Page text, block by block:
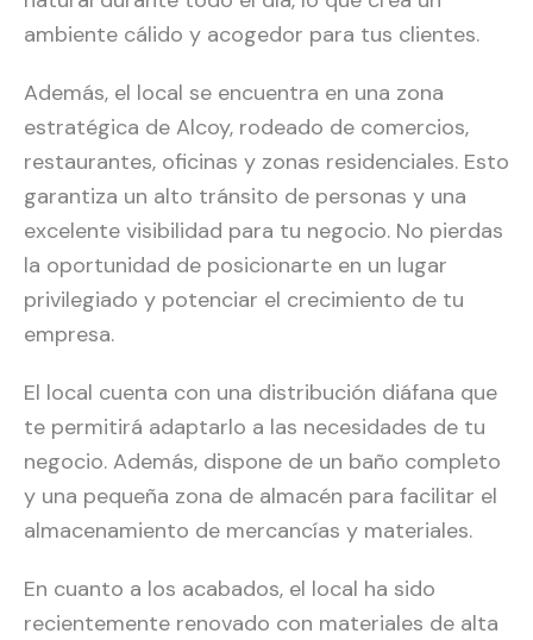
ambiente cálido y acogedor para tus clientes.
Además, el local se encuentra en una zona
estratégica de Alcoy, rodeado de comercios,
restaurantes, oficinas y zonas residenciales. Esto
garantiza un alto tránsito de personas y una
excelente visibilidad para tu negocio. No pierdas
la oportunidad de posicionarte en un lugar
privilegiado y potenciar el crecimiento de tu
empresa.
El local cuenta con una distribución diáfana que
te permitirá adaptarlo a las necesidades de tu
negocio. Además, dispone de un baño completo
y una pequeña zona de almacén para facilitar el
almacenamiento de mercancías y materiales.
En cuanto a los acabados, el local ha sido
recientemente renovado con materiales de alta